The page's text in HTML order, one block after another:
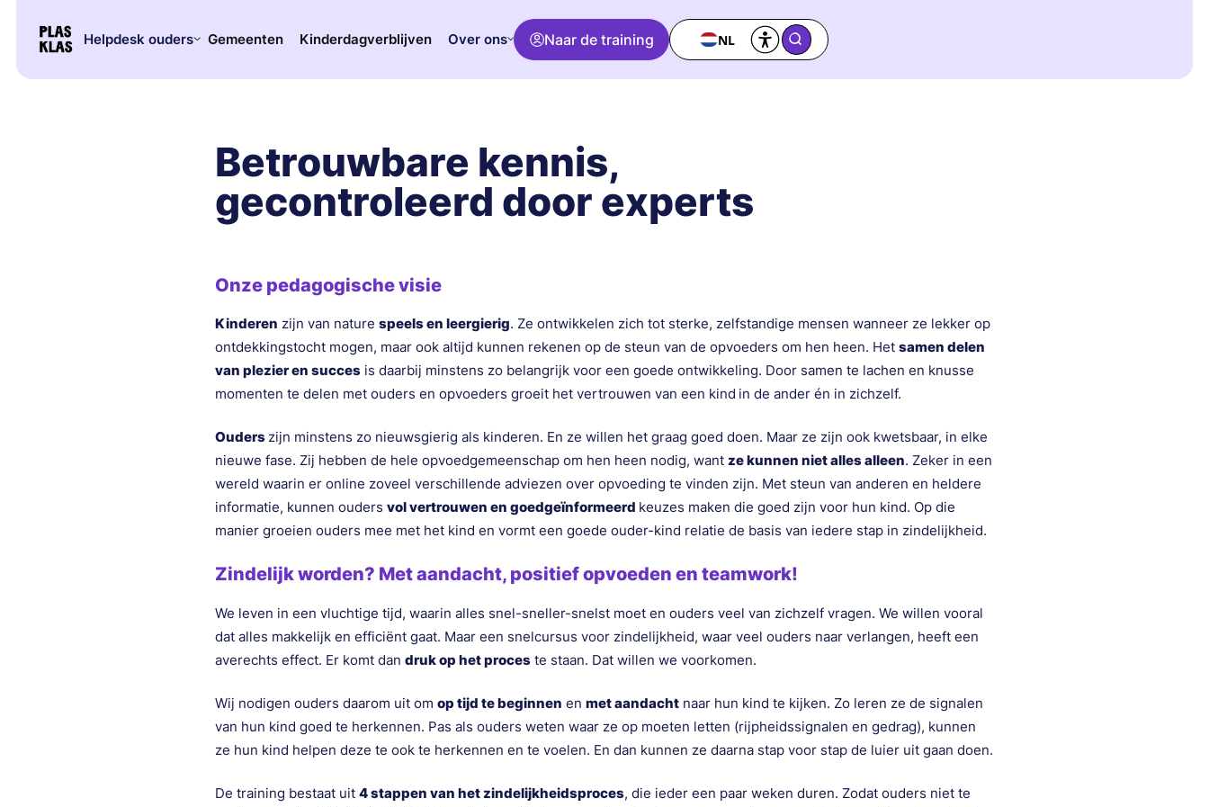
Helpdesk ouders Gemeenten Kinderdagverblijven Over ons Naar de training NL
Betrouwbare kennis,
gecontroleerd door experts
Onze pedagogische visie
Kinderen zijn van naturespeels en leergierig. Ze ontwikkelen zich tot sterke, zelfstandige mensen wanneer ze lekker op
ontdekkingstocht mogen, maar ook altijd kunnen rekenen op de steun van de opvoeders om hen heen. Hetsamen delen
van plezier en succes is daarbij minstens zo belangrijk voor een goede ontwikkeling. Door samen te lachen en knusse
momenten te delen met ouders en opvoeders groeit het vertrouwen van een kind in de ander én in zichzelf.
Ouders zijn minstens zo nieuwsgierig als kinderen. En ze willen het graag goed doen. Maar ze zijn ook kwetsbaar, in elke
nieuwe fase. Zij hebben de hele opvoedgemeenschap om hen heen nodig, wantze kunnen niet alles alleen. Zeker in een
wereld waarin er online zoveel verschillende adviezen over opvoeding te vinden zijn. Met steun van anderen en heldere
informatie, kunnen oudersvol vertrouwen en goedgeïnformeerd keuzes maken die goed zijn voor hun kind. Op die
manier groeien ouders mee met het kind en vormt een goede ouder-kind relatie de basis van iedere stap in zindelijkheid.
Zindelijk worden? Met aandacht, positief opvoeden en teamwork!
We leven in een vluchtige tijd, waarin alles snel-sneller-snelst moet en ouders veel van zichzelf vragen. We willen vooral
dat alles makkelijk en efficiënt gaat. Maar een snelcursus voor zindelijkheid, waar veel ouders naar verlangen, heeft een
averechts effect. Er komt dandruk op het proces te staan. Dat willen we voorkomen.
Wij nodigen ouders daarom uit omop tijd te beginnen enmet aandacht naar hun kind te kijken. Zo leren ze de signalen
van hun kind goed te herkennen. Pas als ouders weten waar ze op moeten letten (rijpheidssignalen en gedrag), kunnen
ze hun kind helpen deze te ook te herkennen en te voelen. En dan kunnen ze daarna stap voor stap de luier uit gaan doen.
De training bestaat uit4 stappen van het zindelijkheidsproces, die ieder een paar weken duren. Zodat ouders niet te